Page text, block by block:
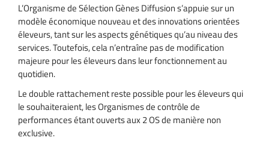
L’Organisme de Sélection Gènes Diffusion s’appuie sur un
modèle économique nouveau et des innovations orientées
éleveurs, tant sur les aspects génétiques qu’au niveau des
services. Toutefois, cela n’entraîne pas de modification
majeure pour les éleveurs dans leur fonctionnement au
quotidien.
Le double rattachement reste possible pour les éleveurs qui
le souhaiteraient, les Organismes de contrôle de
performances étant ouverts aux 2 OS de manière non
exclusive.